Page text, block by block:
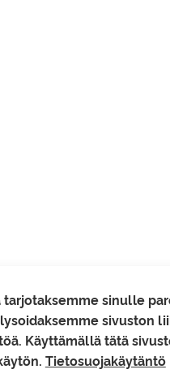
tarjotaksemme sinulle
sivuston
Käyttämällä tätä
Tietosuojakäytäntö